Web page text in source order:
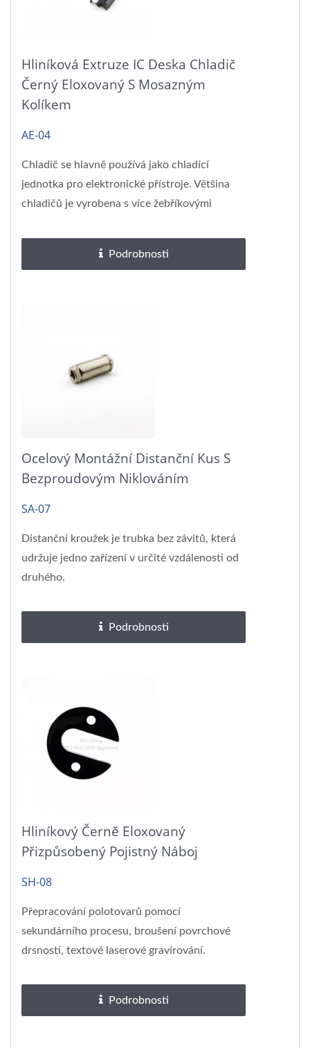
Hliníková Extruze IC Deska Chladič
Černý Eloxovaný S Mosazným
Kolíkem
AE-04
Chladič se hlavně používá jako chladící
jednotka pro elektronické přístroje. Většina
chladičů je vyrobena s více žebříkovými
Podrobnosti
Ocelový Montážní Distanční Kus S
Bezproudovým Niklováním
SA-07
Distanční kroužek je trubka bez závitů, která
udržuje jedno zařízení v určité vzdálenosti od
druhého.
Podrobnosti
Hliníkový Černě Eloxovaný
Přizpůsobený Pojistný Náboj
SH-08
Přepracování polotovarů pomocí
sekundárního procesu, broušení povrchové
drsnosti, textové laserové gravírování.
Podrobnosti